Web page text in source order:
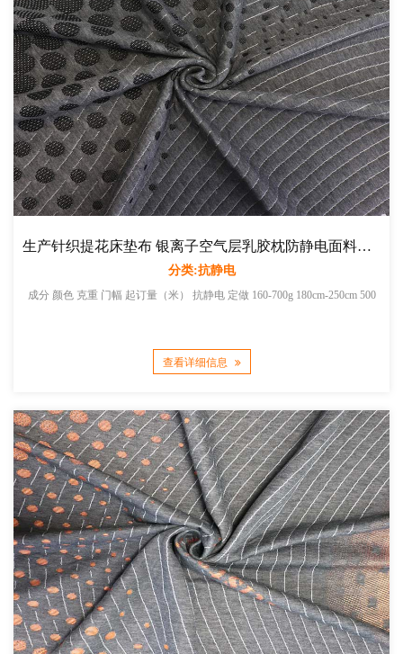
生产针织提花床垫布 银离子空气层乳胶枕防静电面料厂家直销
分类:抗静电
成分 颜色 克重 门幅 起订量（米） 抗静电 定做 160-700g 180cm-250cm 500
查看详细信息